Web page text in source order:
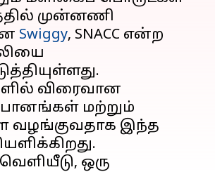
முன்னணி
Swiggy, SNACC என்ற
விரைவான
மற்றும்
வழங்குவதாக இந்த
ஒரு